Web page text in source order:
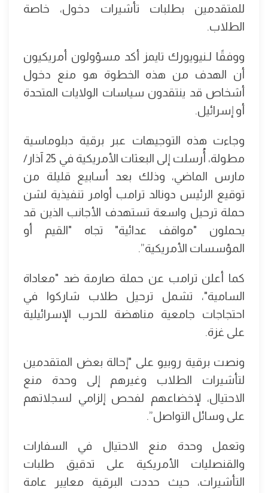
للمتقدمين بطلبات تأشيرات دخول، خاصة
الطلاب.
ووفقًا لـنيويورك تايمز أكد مسؤولون أمريكيون
أن الهدف من هذه الخطوة هو منع دخول
أشخاص قد ينتقدون سياسات الولايات المتحدة
أو إسرائيل.
وجاءت هذه التوجيهات عبر برقية دبلوماسية
مطولة، أُرسلت إلى البعثات الأمريكية في 25 آذار/
مارس الماضي، وذلك بعد أسابيع قليلة من
توقيع الرئيس دونالد ترامب أوامر تنفيذية لشن
حملة ترحيل واسعة تستهدف الأجانب الذين قد
يحملون "مواقف عدائية" تجاه "القيم أو
المؤسسات الأمريكية”.
كما أعلن ترامب عن حملة صارمة ضد "معاداة
السامية"، تشمل ترحيل طلاب شاركوا في
احتجاجات جامعية مناهضة للحرب الإسرائيلية
على غزة.
ونصت برقية روبيو على "إحالة بعض المتقدمين
لتأشيرات الطلاب وغيرهم إلى وحدة منع
الاحتيال، لإخضاعهم لفحص إلزامي لسجلاتهم
على وسائل التواصل”.
وتعمل وحدة منع الاحتيال في السفارات
والقنصليات الأمريكية على تدقيق طلبات
التأشيرات، حيث حددت البرقية معايير عامة